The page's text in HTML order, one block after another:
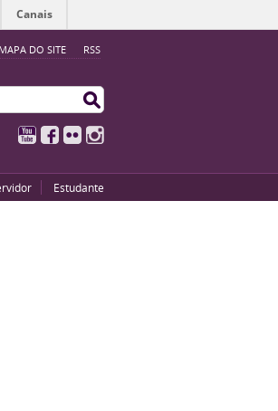
MAPA DO SITE RSS
Canais
YouTubeFacebook
Flickr
Estudante